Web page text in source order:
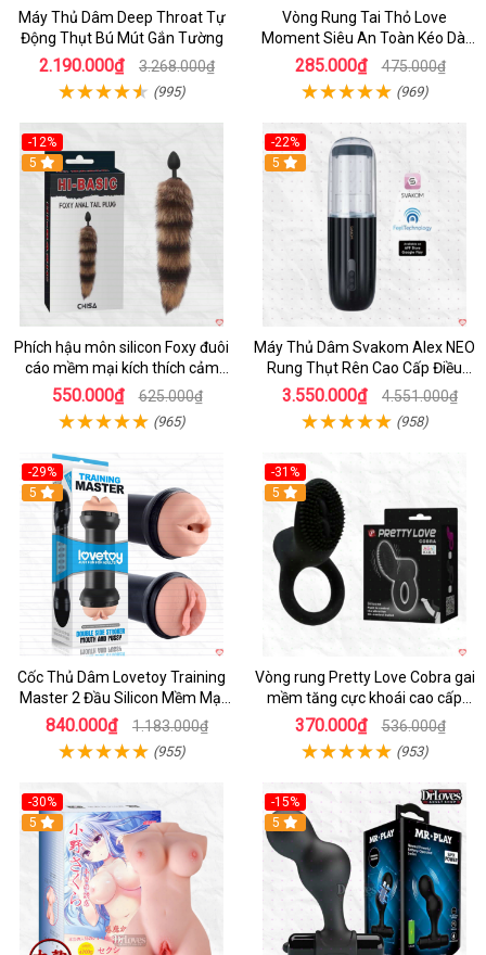
Máy Thủ Dâm Deep Throat Tự
Động Thụt Bú Mút Gắn Tường
2.190.000₫ 3.268.000₫
(995)
Vòng Rung Tai Thỏ Love
Moment Siêu An Toàn Kéo Dài
Thời Gian
285.000₫ 475.000₫
(969)
-12%
Hot
5
Phích hậu môn silicon Foxy đuôi
cáo mềm mại kích thích cảm
giác mới
550.000₫ 625.000₫
(965)
-22%
5
Máy Thủ Dâm Svakom Alex NEO
Rung Thụt Rên Cao Cấp Điều
Khiển App
3.550.000₫ 4.551.000₫
(958)
-29%
Hot
5
Cốc Thủ Dâm Lovetoy Training
Master 2 Đầu Silicon Mềm Mại
Tiện Lợi
840.000₫ 1.183.000₫
(955)
-31%
5
Vòng rung Pretty Love Cobra gai
mềm tăng cực khoái cao cấp
chính hãng
370.000₫ 536.000₫
(953)
-30%
Hot
5
-15%
Hot
5